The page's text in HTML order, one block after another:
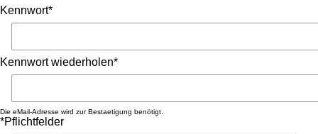
Kennwort*
Kennwort wiederholen*
Die eMail-Adresse wird zur Bestaetigung benötigt.
*Pflichtfelder